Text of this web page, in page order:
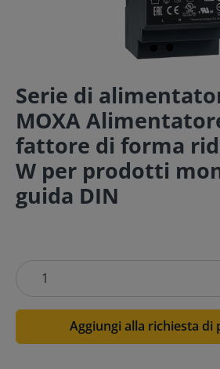
Serie di
MOXA
fattore di forma
W per prodotti
guida DIN
Aggiungi alla richiesta di